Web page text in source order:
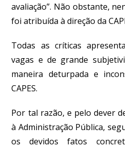
avaliação”. Não obstante,
foi atribuída à direção da
Todas as críticas
vagas e de grande
maneira deturpada e
CAPES.
Por tal razão, e pelo dever
à Administração Pública,
os devidos fatos